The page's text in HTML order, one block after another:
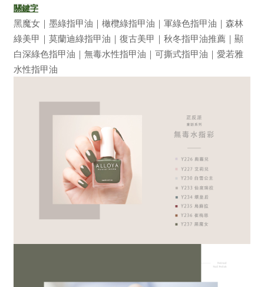
關鍵字
黑魔女｜墨綠指甲油｜橄欖綠指甲油｜軍綠色指甲油｜森林
綠美甲｜莫蘭迪綠指甲油｜復古美甲｜秋冬指甲油推薦｜顯
白深綠色指甲油｜無毒水性指甲油｜可撕式指甲油｜愛若雅
水性指甲油